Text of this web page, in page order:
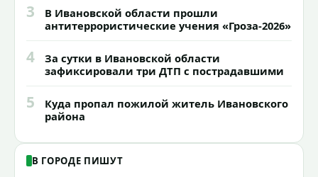
3
В Ивановской области прошли
антитеррористические учения «Гроза-2026»
4
За сутки в Ивановской области
зафиксировали три ДТП с пострадавшими
5
Куда пропал пожилой житель Ивановского
района
В ГОРОДЕ ПИШУТ